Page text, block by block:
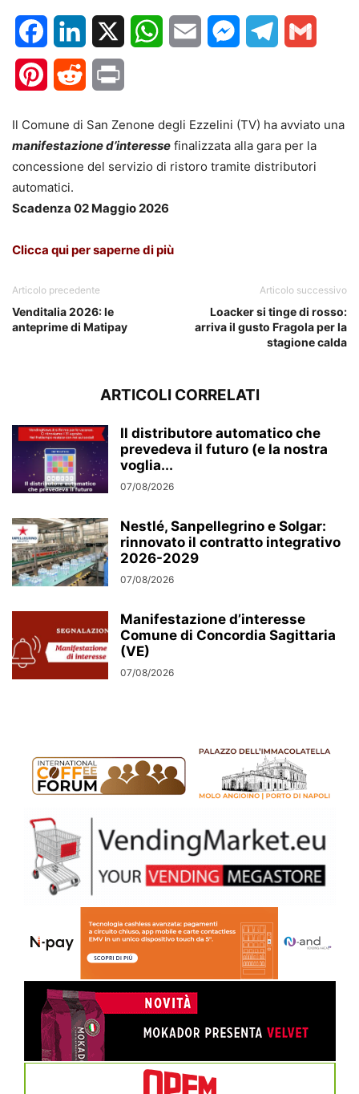
FacebookLinkedIn WhatsApp
Email MessengerTelegram
PinterestReddit
Il Comune di San Zenone degli Ezzelini (TV) ha avviato una
manifestazione d’interesse finalizzata alla gara per la
concessione del servizio di ristoro tramite distributori
automatici.
Scadenza 02 Maggio 2026
Clicca qui per saperne di più
Articolo precedente
Venditalia 2026: le
anteprime di Matipay
Articolo successivo
Loacker si tinge di rosso:
arriva il gusto Fragola per la
stagione calda
ARTICOLI CORRELATI
Il distributore automatico che
prevedeva il futuro (e la nostra
voglia...
07/08/2026
Nestlé, Sanpellegrino e Solgar:
rinnovato il contratto integrativo
2026-2029
07/08/2026
Manifestazione d’interesse
Comune di Concordia Sagittaria
(VE)
07/08/2026